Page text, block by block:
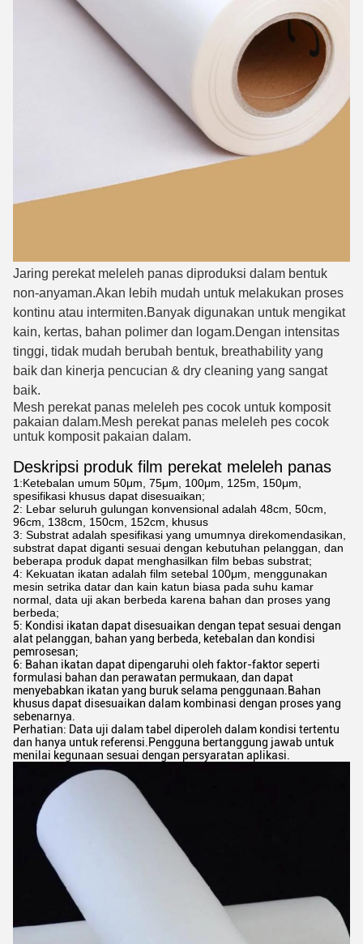
Jaring perekat meleleh panas diproduksi dalam bentuk
non-anyaman.Akan lebih mudah untuk melakukan proses
kontinu atau intermiten.Banyak digunakan untuk mengikat
kain, kertas, bahan polimer dan logam.Dengan intensitas
tinggi, tidak mudah berubah bentuk, breathability yang
baik dan kinerja pencucian & dry cleaning yang sangat
baik.
Mesh perekat panas meleleh pes cocok untuk komposit
pakaian dalam.Mesh perekat panas meleleh pes cocok
untuk komposit pakaian dalam.
Deskripsi produk film perekat meleleh panas
1:Ketebalan umum 50μm, 75μm, 100μm, 125m, 150μm,
spesifikasi khusus dapat disesuaikan;
2: Lebar seluruh gulungan konvensional adalah 48cm, 50cm,
96cm, 138cm, 150cm, 152cm, khusus
3: Substrat adalah spesifikasi yang umumnya direkomendasikan,
substrat dapat diganti sesuai dengan kebutuhan pelanggan, dan
beberapa produk dapat menghasilkan film bebas substrat;
4: Kekuatan ikatan adalah film setebal 100μm, menggunakan
mesin setrika datar dan kain katun biasa pada suhu kamar
normal, data uji akan berbeda karena bahan dan proses yang
berbeda;
5: Kondisi ikatan dapat disesuaikan dengan tepat sesuai dengan
alat pelanggan, bahan yang berbeda, ketebalan dan kondisi
pemrosesan;
6: Bahan ikatan dapat dipengaruhi oleh faktor-faktor seperti
formulasi bahan dan perawatan permukaan, dan dapat
menyebabkan ikatan yang buruk selama penggunaan.Bahan
khusus dapat disesuaikan dalam kombinasi dengan proses yang
sebenarnya.
Perhatian: Data uji dalam tabel diperoleh dalam kondisi tertentu
dan hanya untuk referensi.Pengguna bertanggung jawab untuk
menilai kegunaan sesuai dengan persyaratan aplikasi.